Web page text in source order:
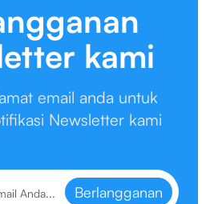
kami
email anda untuk
Newsletter kami
Berlangganan